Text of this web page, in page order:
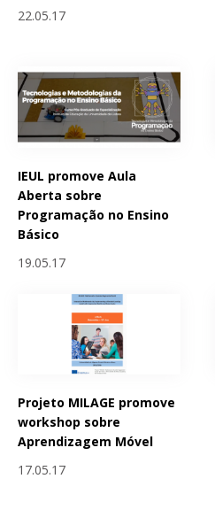
22.05.17
IEUL promove Aula
Aberta sobre
Programação no Ensino
Básico
19.05.17
Projeto MILAGE promove
workshop sobre
Aprendizagem Móvel
17.05.17